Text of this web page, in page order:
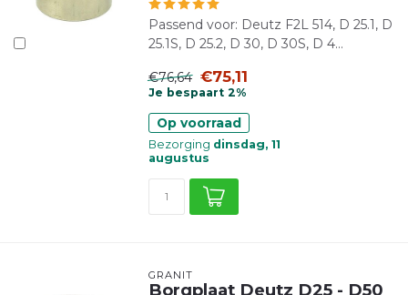
Passend voor: Deutz F2L 514, D 25.1, D
25.1S, D 25.2, D 30, D 30S, D 4...
€76,64 €75,11
Je bespaart 2%
Op voorraad
Bezorging dinsdag, 11
augustus
GRANIT
Borgplaat Deutz D25 - D50